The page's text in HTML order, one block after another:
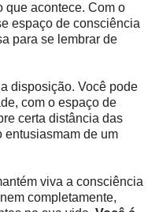
que acontece. Com o
espaço de consciência
para se lembrar de
disposição. Você pode
com o espaço de
certa distância das
entusiasmam de um
viva a consciência
completamente,